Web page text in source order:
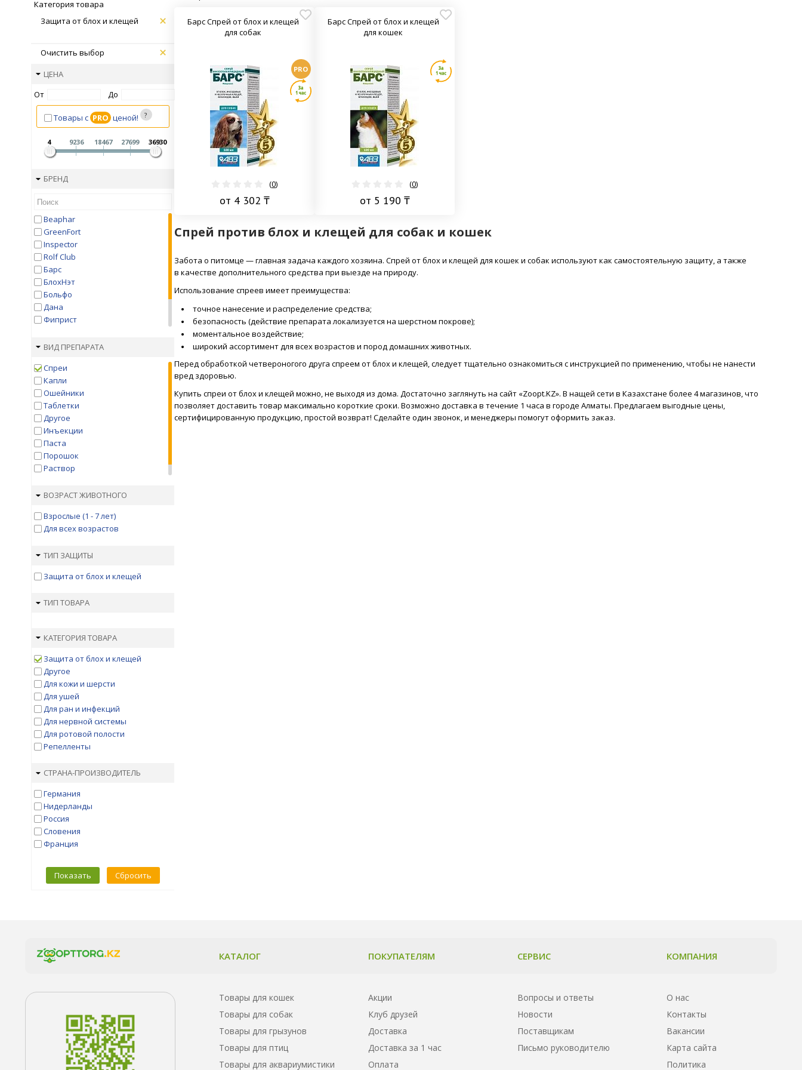
Категория товара
Защита от блох и клещей
Очистить выбор
ЦЕНА
От
До
Товары с PRO ценой!
4 9236 18467 27699 36930
БРЕНД
Beaphar
GreenFort
Inspector
Rolf Club
Барс
БлохНэт
Больфо
Дана
Фиприст
Фронтлайн
ВИД ПРЕПАРАТА
Спреи
Капли
Ошейники
Таблетки
Другое
Инъекции
Паста
Порошок
Раствор
ВОЗРАСТ ЖИВОТНОГО
Взрослые (1 - 7 лет)
Для всех возрастов
ТИП ЗАЩИТЫ
Защита от блох и клещей
ТИП ТОВАРА
КАТЕГОРИЯ ТОВАРА
Защита от блох и клещей
Другое
Для кожи и шерсти
Для ушей
Для ран и инфекций
Для нервной системы
Для ротовой полости
Репелленты
СТРАНА-ПРОИЗВОДИТЕЛЬ
Германия
Нидерланды
Россия
Словения
Франция
Показать Сбросить
Барс Спрей от блох и клещей
для собак
PRO
(0)
от 4 302 ₸
Барс Спрей от блох и клещей
для кошек
(0)
от 5 190 ₸
Спрей против блох и клещей для собак и кошек
Забота о питомце — главная задача каждого хозяина. Спрей от блох и клещей для кошек и собак используют как самостоятельную защиту, а также
в качестве дополнительного средства при выезде на природу.
Использование спреев имеет преимущества:
точное нанесение и распределение средства;
безопасность (действие препарата локализуется на шерстном покрове);
моментальное воздействие;
широкий ассортимент для всех возрастов и пород домашних животных.
Перед обработкой четвероногого друга спреем от блох и клещей, следует тщательно ознакомиться с инструкцией по применению, чтобы не нанести
вред здоровью.
Купить спреи от блох и клещей можно, не выходя из дома. Достаточно заглянуть на сайт «Zoopt.KZ». В нащей сети в Казахстане более 4 магазинов, что
позволяет доставить товар максимально короткие сроки. Возможно доставка в течение 1 часа в городе Алматы. Предлагаем выгодные цены,
сертифицированную продукцию, простой возврат! Сделайте один звонок, и менеджеры помогут оформить заказ.
КАТАЛОГ
Товары для кошек
Товары для собак
Товары для грызунов
Товары для птиц
Товары для аквариумистики
ПОКУПАТЕЛЯМ
Акции
Клуб друзей
Доставка
Доставка за 1 час
Оплата
СЕРВИС
Вопросы и ответы
Новости
Поставщикам
Письмо руководителю
КОМПАНИЯ
О нас
Контакты
Вакансии
Карта сайта
Политика